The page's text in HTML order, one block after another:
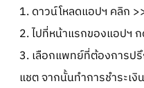
1. ดาวน์โหลดแอปฯ คลิก
2. ไปที่หน้าแรกของแอปฯ
3. เลือกแพทย์ที่ต้องการปรึ
แชต จากนั้นทำการชำระเ